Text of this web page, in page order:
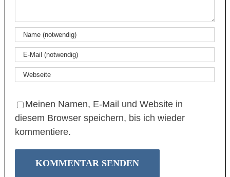
Meinen Namen, E-Mail und Website in
diesem Browser speichern, bis ich wieder
kommentiere.